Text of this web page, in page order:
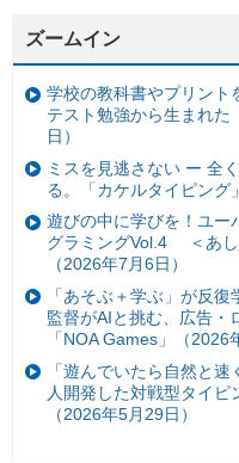
ズームイン
学校の教科書やプリン
テスト勉強から生まれた
日）
ミスを見逃さない ー 全
る。「カケルタイピング
遊びの中に学びを！ユー
グラミングVol.4 ＜あし
（2026年7月6日）
「あそぶ＋学ぶ」が反
監督がAIと挑む、広告・
「NOA Games」（2026
「遊んでいたら自然と
人開発した対戦型タイピ
（2026年5月29日）